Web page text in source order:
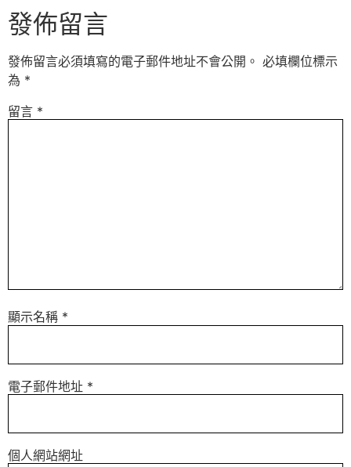
發佈留言
發佈留言必須填寫的電子郵件地址不會公開。 必填欄位標示
為 *
留言 *
顯示名稱 *
電子郵件地址 *
個人網站網址